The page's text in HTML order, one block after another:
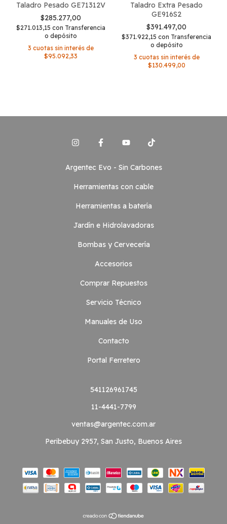
Taladro Pesado GE71312V
$285.277,00
$271.013,15 con Transferencia
o depósito
3 cuotas sin interés de
$95.092,33
Taladro Extra Pesado
GE916S2
$391.497,00
$371.922,15 con Transferencia
o depósito
3 cuotas sin interés de
$130.499,00
Argentec Evo - Sin Carbones
Herramientas con cable
Herramientas a batería
Jardín e Hidrolavadoras
Bombas y Cervecería
Accesorios
Comprar Repuestos
Servicio Técnico
Manuales de Uso
Contacto
Portal Ferretero
541126961745
11-4441-7799
ventas@argentec.com.ar
Peribebuy 2957, San Justo, Buenos Aires